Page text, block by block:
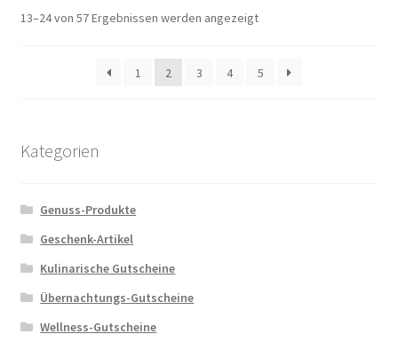
13–24 von 57 Ergebnissen werden angezeigt
1 2 3 4 5
Kategorien
Genuss-Produkte
Geschenk-Artikel
Kulinarische Gutscheine
Übernachtungs-Gutscheine
Wellness-Gutscheine